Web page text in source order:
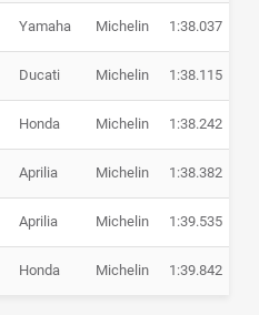
Yamaha Michelin 1:38.037
Ducati Michelin 1:38.115
Honda Michelin 1:38.242
Aprilia Michelin 1:38.382
Aprilia Michelin 1:39.535
Honda Michelin 1:39.842